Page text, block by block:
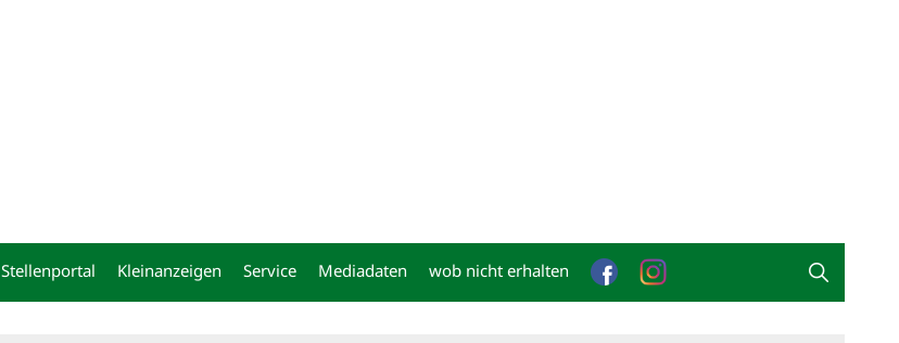
Stellenportal Kleinanzeigen Service Mediadaten wob nicht erhalten